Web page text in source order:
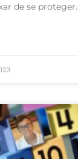
de se